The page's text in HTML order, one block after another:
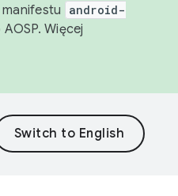
manifestu
android-
Więcej